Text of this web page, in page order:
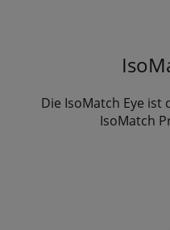
Die IsoMatch Eye
IsoMatch